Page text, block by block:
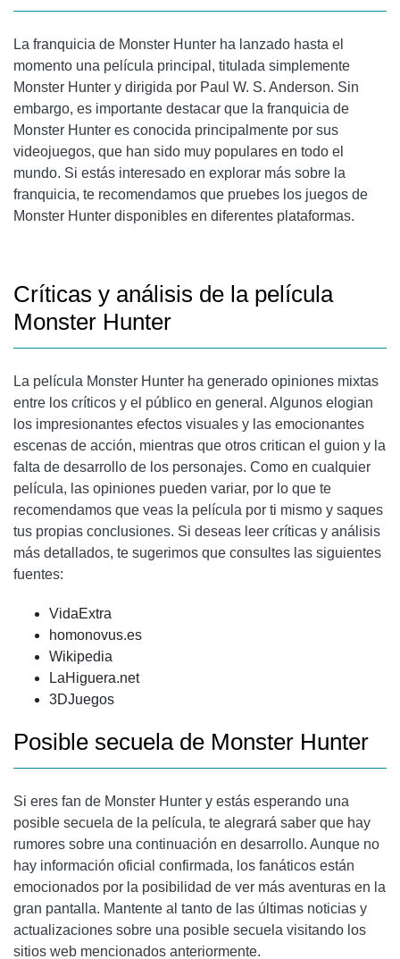
La franquicia de Monster Hunter ha lanzado hasta el
momento una película principal, titulada simplemente
Monster Hunter y dirigida por Paul W. S. Anderson. Sin
embargo, es importante destacar que la franquicia de
Monster Hunter es conocida principalmente por sus
videojuegos, que han sido muy populares en todo el
mundo. Si estás interesado en explorar más sobre la
franquicia, te recomendamos que pruebes los juegos de
Monster Hunter disponibles en diferentes plataformas.
Críticas y análisis de la película
Monster Hunter
La película Monster Hunter ha generado opiniones mixtas
entre los críticos y el público en general. Algunos elogian
los impresionantes efectos visuales y las emocionantes
escenas de acción, mientras que otros critican el guion y la
falta de desarrollo de los personajes. Como en cualquier
película, las opiniones pueden variar, por lo que te
recomendamos que veas la película por ti mismo y saques
tus propias conclusiones. Si deseas leer críticas y análisis
más detallados, te sugerimos que consultes las siguientes
fuentes:
VidaExtra
homonovus.es
Wikipedia
LaHiguera.net
3DJuegos
Posible secuela de Monster Hunter
Si eres fan de Monster Hunter y estás esperando una
posible secuela de la película, te alegrará saber que hay
rumores sobre una continuación en desarrollo. Aunque no
hay información oficial confirmada, los fanáticos están
emocionados por la posibilidad de ver más aventuras en la
gran pantalla. Mantente al tanto de las últimas noticias y
actualizaciones sobre una posible secuela visitando los
sitios web mencionados anteriormente.